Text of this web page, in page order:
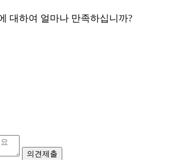
로젝트
암-
바로 이 콜레스테롤에 대해서 이야기
스테롤에 대해 말씀 드리자면 간이나 소
혈액 속에 남은 LDL 콜레스테롤을 간
몸에 필요하다, 이거군요.
드리지만 과해서 문제인거에요.
대하여 얼마나 만족하십니까?